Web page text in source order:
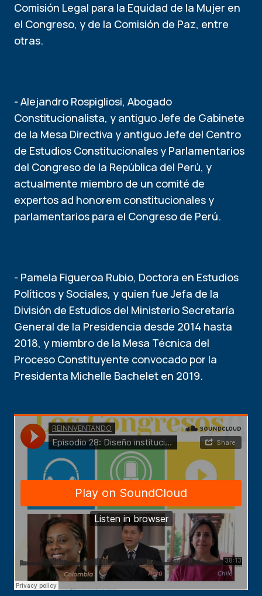
Comisión Legal para la Equidad de la Mujer en
el Congreso, y de la Comisión de Paz, entre
otras.
- Alejandro Rospigliosi, Abogado
Constitucionalista, y antiguo Jefe de Gabinete
de la Mesa Directiva y antiguo Jefe del Centro
de Estudios Constitucionales y Parlamentarios
del Congreso de la República del Perú, y
actualmente miembro de un comité de
expertos ad honorem constitucionales y
parlamentarios para el Congreso de Perú.
- Pamela Figueroa Rubio, Doctora en Estudios
Políticos y Sociales, y quien fue Jefa de la
División de Estudios del Ministerio Secretaría
General de la Presidencia desde 2014 hasta
2018, y miembro de la Mesa Técnica del
Proceso Constituyente convocado por la
Presidenta Michelle Bachelet en 2019.